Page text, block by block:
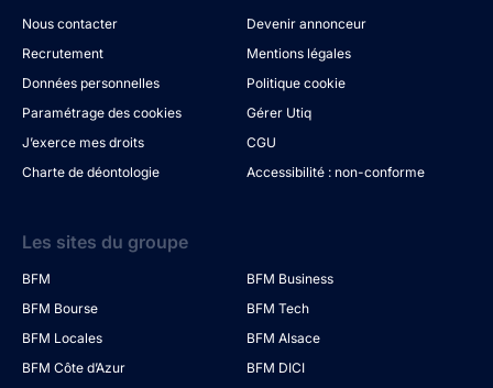
Nous contacter
Devenir annonceur
Recrutement
Mentions légales
Données personnelles
Politique cookie
Paramétrage des cookies
Gérer Utiq
J’exerce mes droits
CGU
Charte de déontologie
Accessibilité : non-conforme
Les sites du groupe
BFM
BFM Business
BFM Bourse
BFM Tech
BFM Locales
BFM Alsace
BFM Côte d’Azur
BFM DICI